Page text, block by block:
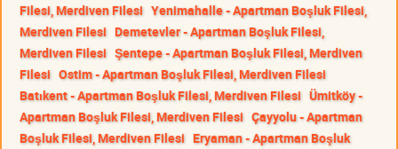
Filesi, Merdiven Filesi Yenimahalle - Apartman Boşluk Filesi,
Merdiven Filesi Demetevler - Apartman Boşluk Filesi,
Merdiven Filesi Şentepe - Apartman Boşluk Filesi, Merdiven
Filesi Ostim - Apartman Boşluk Filesi, Merdiven Filesi
Batıkent - Apartman Boşluk Filesi, Merdiven Filesi Ümitköy -
Apartman Boşluk Filesi, Merdiven Filesi Çayyolu - Apartman
Boşluk Filesi, Merdiven Filesi Eryaman - Apartman Boşluk